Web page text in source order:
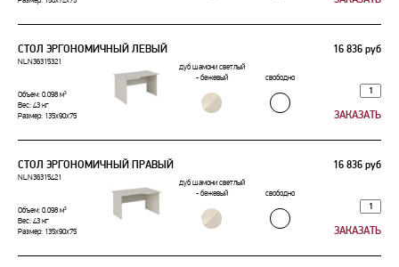
СТОЛ ЭРГОНОМИЧНЫЙ ЛЕВЫЙ 16 836 руб
NLN36315321
дуб шамони светлый
- бежевый
свободно
Объем: 0.098 м³
Вес: 43 кг
Размер: 135x90x75
СТОЛ ЭРГОНОМИЧНЫЙ ПРАВЫЙ 16 836 руб
NLN36315421
дуб шамони светлый
- бежевый
свободно
Объем: 0.098 м³
Вес: 43 кг
Размер: 135x90x75